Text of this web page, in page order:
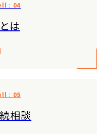
は
相談